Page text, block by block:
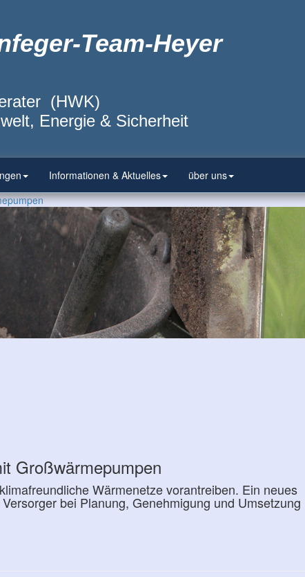
Team-Heyer
(HWK)
Energie & Sicherheit
Informationen & Aktuelles
über uns
Großwärmepumpen
Wärmenetze vorantreiben. Ein neues
bei Planung, Genehmigung und Umsetzung